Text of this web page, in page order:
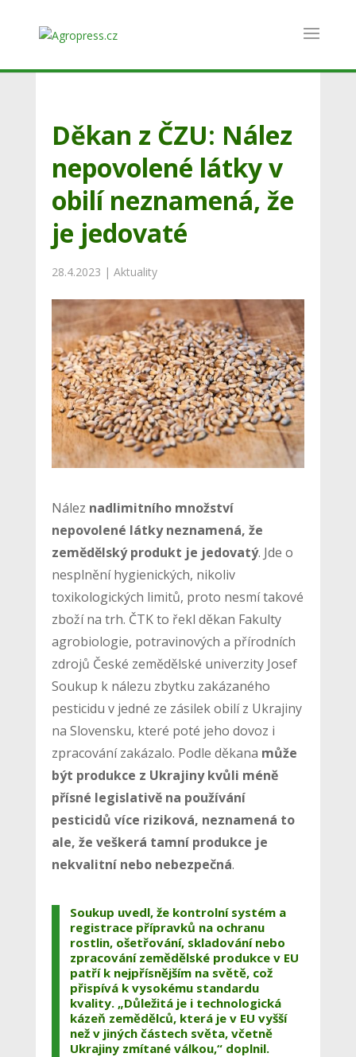
Děkan z ČZU: Nález
nepovolené látky v
obilí neznamená, že
je jedovaté
28.4.2023 | Aktuality
Nález nadlimitního množství
nepovolené látky neznamená, že
zemědělský produkt je jedovatý. Jde o
nesplnění hygienických, nikoliv
toxikologických limitů, proto nesmí takové
zboží na trh. ČTK to řekl děkan Fakulty
agrobiologie, potravinových a přírodních
zdrojů České zemědělské univerzity Josef
Soukup k nálezu zbytku zakázaného
pesticidu v jedné ze zásilek obilí z Ukrajiny
na Slovensku, které poté jeho dovoz i
zpracování zakázalo. Podle děkana může
být produkce z Ukrajiny kvůli méně
přísné legislativě na používání
pesticidů více riziková, neznamená to
ale, že veškerá tamní produkce je
nekvalitní nebo nebezpečná.
Soukup uvedl, že kontrolní systém a
registrace přípravků na ochranu
rostlin, ošetřování, skladování nebo
zpracování zemědělské produkce v EU
patří k nejpřísnějším na světě, což
přispívá k vysokému standardu
kvality. „Důležitá je i technologická
kázeň zemědělců, která je v EU vyšší
než v jiných částech světa, včetně
Ukrajiny zmítané válkou,“ doplnil.